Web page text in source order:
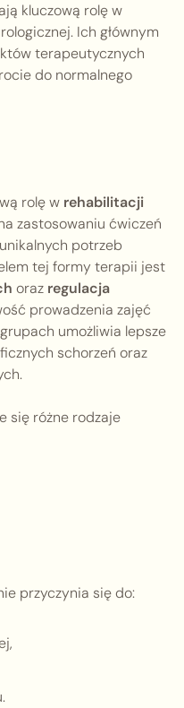
kluczową rolę w
Ich głównym
terapeutycznych
do normalnego
rolę w rehabilitacji
zastosowaniu ćwiczeń
potrzeb
tej formy terapii jest
oraz regulacja
prowadzenia zajęć
umożliwia lepsze
schorzeń oraz
się różne rodzaje
przyczynia się do: